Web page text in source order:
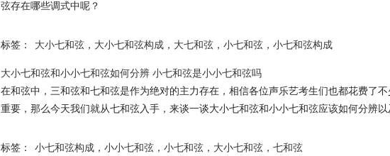
弦存在哪些调式中呢？
标签： 大小七和弦 ， 大小七和弦构成 ， 大七和弦 ， 小七和弦 ， 小七和弦构成
大小七和弦和小小七和弦如何分辨 小七和弦是小小七和弦吗
在和弦中，三和弦和七和弦是作为绝对的主力存在，相信各位声乐艺考生们也都花费了
重要，那么今天我们就从七和弦入手，来谈一谈大小七和弦和小小七和弦应该如何分辨以
标签： 小七和弦构成 ， 小小七和弦 ， 小七和弦 ， 大小七和弦 ， 七和弦